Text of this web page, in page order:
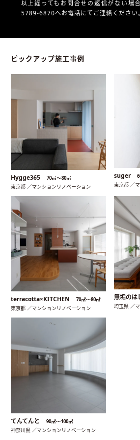
以上経ってもお問合せの返信がない場
5789-6870へお電話にてご連絡ください。
ピックアップ施工事例
Hygge365 70㎡〜80㎡
東京都 ／マンションリノベーション
suger
東京都 ／
terracotta×KITCHEN 70㎡〜80㎡
東京都 ／マンションリノベーション
無垢のは
埼玉県 ／
てんてんと 90㎡〜100㎡
神奈川県 ／マンションリノベーション